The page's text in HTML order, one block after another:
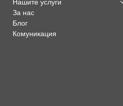
Нашите услуги
За нас
Блог
Комуникация